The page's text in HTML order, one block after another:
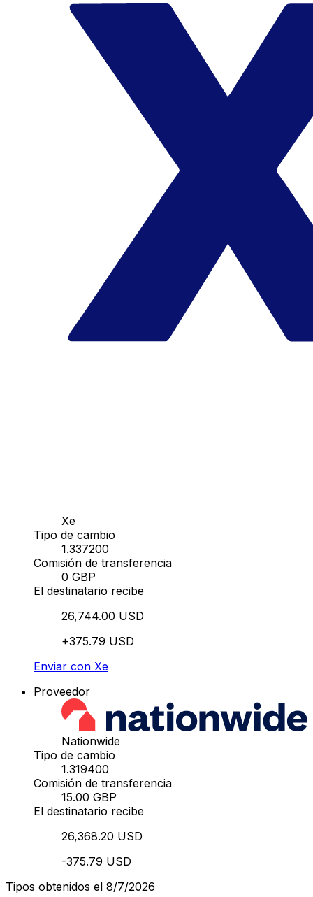
Xe
Tipo de cambio
1.337200
Comisión de transferencia
0 GBP
El destinatario recibe
26,744.00 USD
+375.79 USD
Enviar con Xe
Proveedor
Nationwide
Tipo de cambio
1.319400
Comisión de transferencia
15.00 GBP
El destinatario recibe
26,368.20 USD
-375.79 USD
Tipos obtenidos el 8/7/2026